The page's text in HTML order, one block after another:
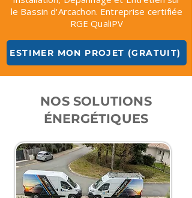
le Bassin d'Arcachon. Entreprise certifiée
RGE QualiPV
ESTIMER MON PROJET (GRATUIT)
NOS SOLUTIONS
ÉNERGÉTIQUES